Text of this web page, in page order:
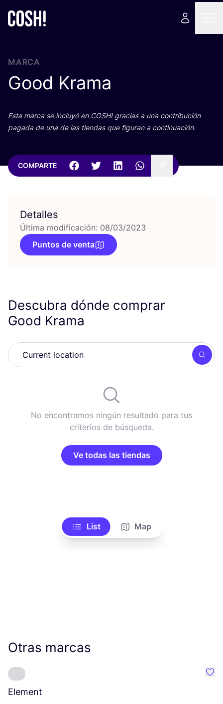
MARCA
Good Krama
Esta mar­ca se inclu­yó en COSH! gra­cias a una con­tri­bu­ción
paga­da de una de las tien­das que figu­ran a continuación.
COMPARTE
Detalles
Última modificación: 08/03/2023
Puntos de venta
Descubra dónde comprar
Good Krama
No encontramos ningún resultado para tus
criterios de búsqueda.
Ve todas las tiendas
List Map
Otras marcas
Element